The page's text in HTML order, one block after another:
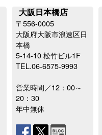
大阪日本橋店
〒556-0005
大阪府大阪市浪速区日
本橋
5-14-10 松竹ビル1F
TEL.06-6575-9993
営業時間／12：00～
20：30
年中無休